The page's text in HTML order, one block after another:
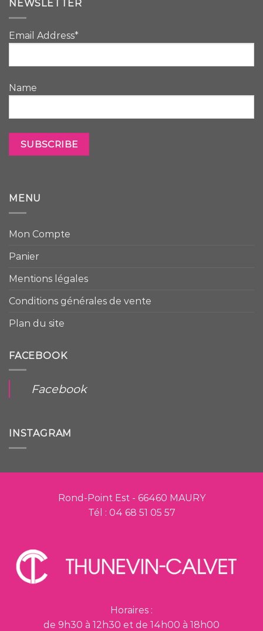
NEWSLETTER
Email Address*
Name
MENU
Mon Compte
Panier
Mentions légales
Conditions générales de vente
Plan du site
FACEBOOK
Facebook
INSTAGRAM
Rond-Point Est - 66460 MAURY
Tél : 04 68 51 05 57
Horaires :
de 9h30 à 12h30 et de 14h00 à 18h00